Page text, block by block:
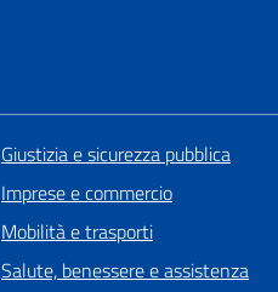
Giustizia e sicurezza pubblica
Imprese e commercio
Mobilità e trasporti
Salute, benessere e assistenza